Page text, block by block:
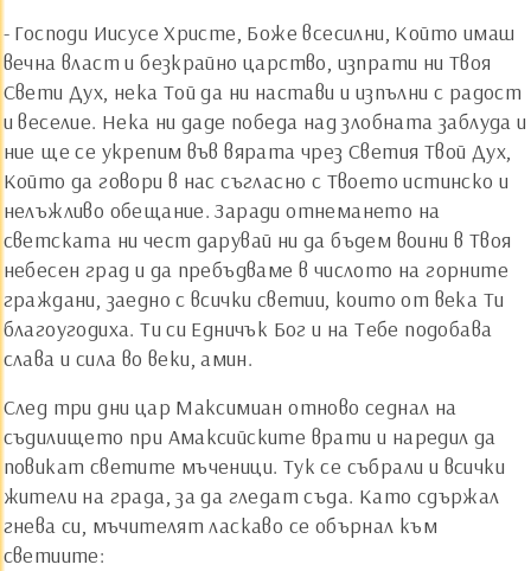
- Господи Иисусе Христе, Боже всесилни, Който имаш
вечна власт и безкрайно царство, изпрати ни Твоя
Свети Дух, нека Той да ни настави и изпълни с радост
и веселие. Нека ни даде победа над злобната заблуда и
ние ще се укрепим във вярата чрез Светия Твой Дух,
Който да говори в нас съгласно с Твоето истинско и
нелъжливо обещание. Заради отнемането на
светската ни чест дарувай ни да бъдем воини в Твоя
небесен град и да пребъдваме в числото на горните
граждани, заедно с всички светии, които от века Ти
благоугодиха. Ти си Едничък Бог и на Тебе подобава
слава и сила во веки, амин.
След три дни цар Максимиан отново седнал на
съдилището при Амаксийските врати и наредил да
повикат светите мъченици. Тук се събрали и всички
жители на града, за да гледат съда. Като сдържал
гнева си, мъчителят ласкаво се обърнал към
светиите: